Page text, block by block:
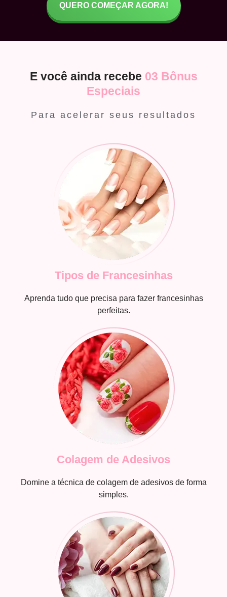
QUERO COMEÇAR AGORA!
E você ainda recebe 03 Bônus
Especiais
Para acelerar seus resultados
Tipos de Francesinhas
Aprenda tudo que precisa para fazer francesinhas
perfeitas.
Colagem de Adesivos
Domine a técnica de colagem de adesivos de forma
simples.